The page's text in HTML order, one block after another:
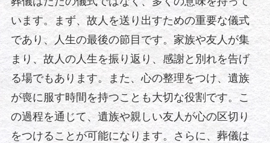
います。まず、故人を送り出すための重要な儀式
であり、人生の最後の節目です。家族や友人が集
まり、故人の人生を振り返り、感謝と別れを告げ
る場でもあります。また、心の整理をつけ、遺族
が喪に服す時間を持つことも大切な役割です。こ
の過程を通じて、遺族や親しい友人が心の区切り
をつけることが可能になります。さらに、葬儀は